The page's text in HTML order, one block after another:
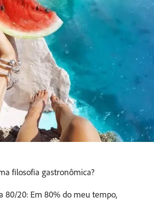
filosofia gastronômica?
80/20: Em 80% do meu tempo,